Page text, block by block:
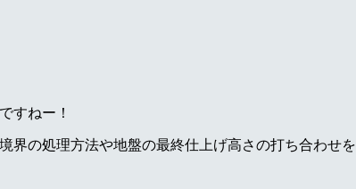
すねー！
界の処理方法や地盤の最終仕上げ高さの打ち合わせを